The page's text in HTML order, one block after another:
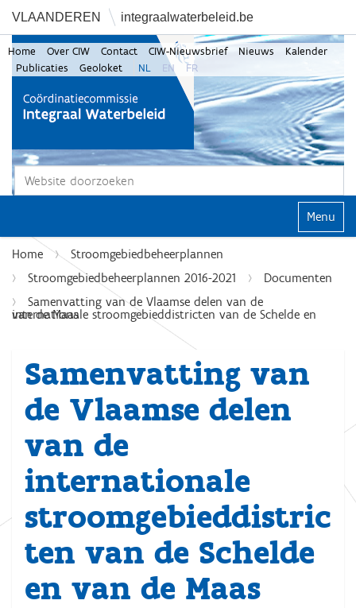
VLAANDEREN integraalwaterbeleid.be
Zoek
Home Over CIW Contact CIW-Nieuwsbrief Nieuws
Kalender
Publicaties
Geoloket NL EN FR
Klap
Home
Stroomgebiedbeheerplannen
Stroomgebiedbeheerplannen 2016-2021
Documenten
Samenvatting van de Vlaamse delen van de
internationale stroomgebieddistricten van de Schelde en van de Maas
Samenvatting van
de Vlaamse delen
van de
internationale
stroomgebieddistric
ten van de Schelde
en van de Maas